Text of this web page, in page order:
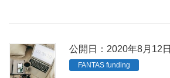
公開日： 2020年8月12日
FANTAS funding